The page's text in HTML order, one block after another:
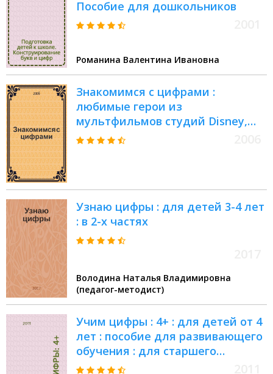
Пособие для дошкольников
Романина Валентина Ивановна
Знакомимся с цифрами :
любимые герои из
мультфильмов студий Disney,
Pixar : для дошкольного и
Узнаю цифры : для детей 3-4 лет
: в 2-х частях
Володина Наталья Владимировна
(педагог-методист)
Учим цифры : 4+ : для детей от 4
лет : пособие для развивающего
обучения : для старшего
дошкольного возраста